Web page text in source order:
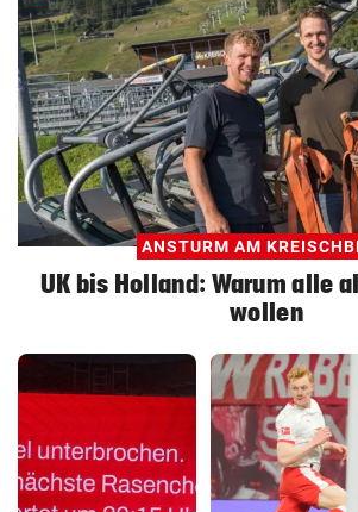
ANSTURM AM
UK bis Holland: Warum alle
wollen